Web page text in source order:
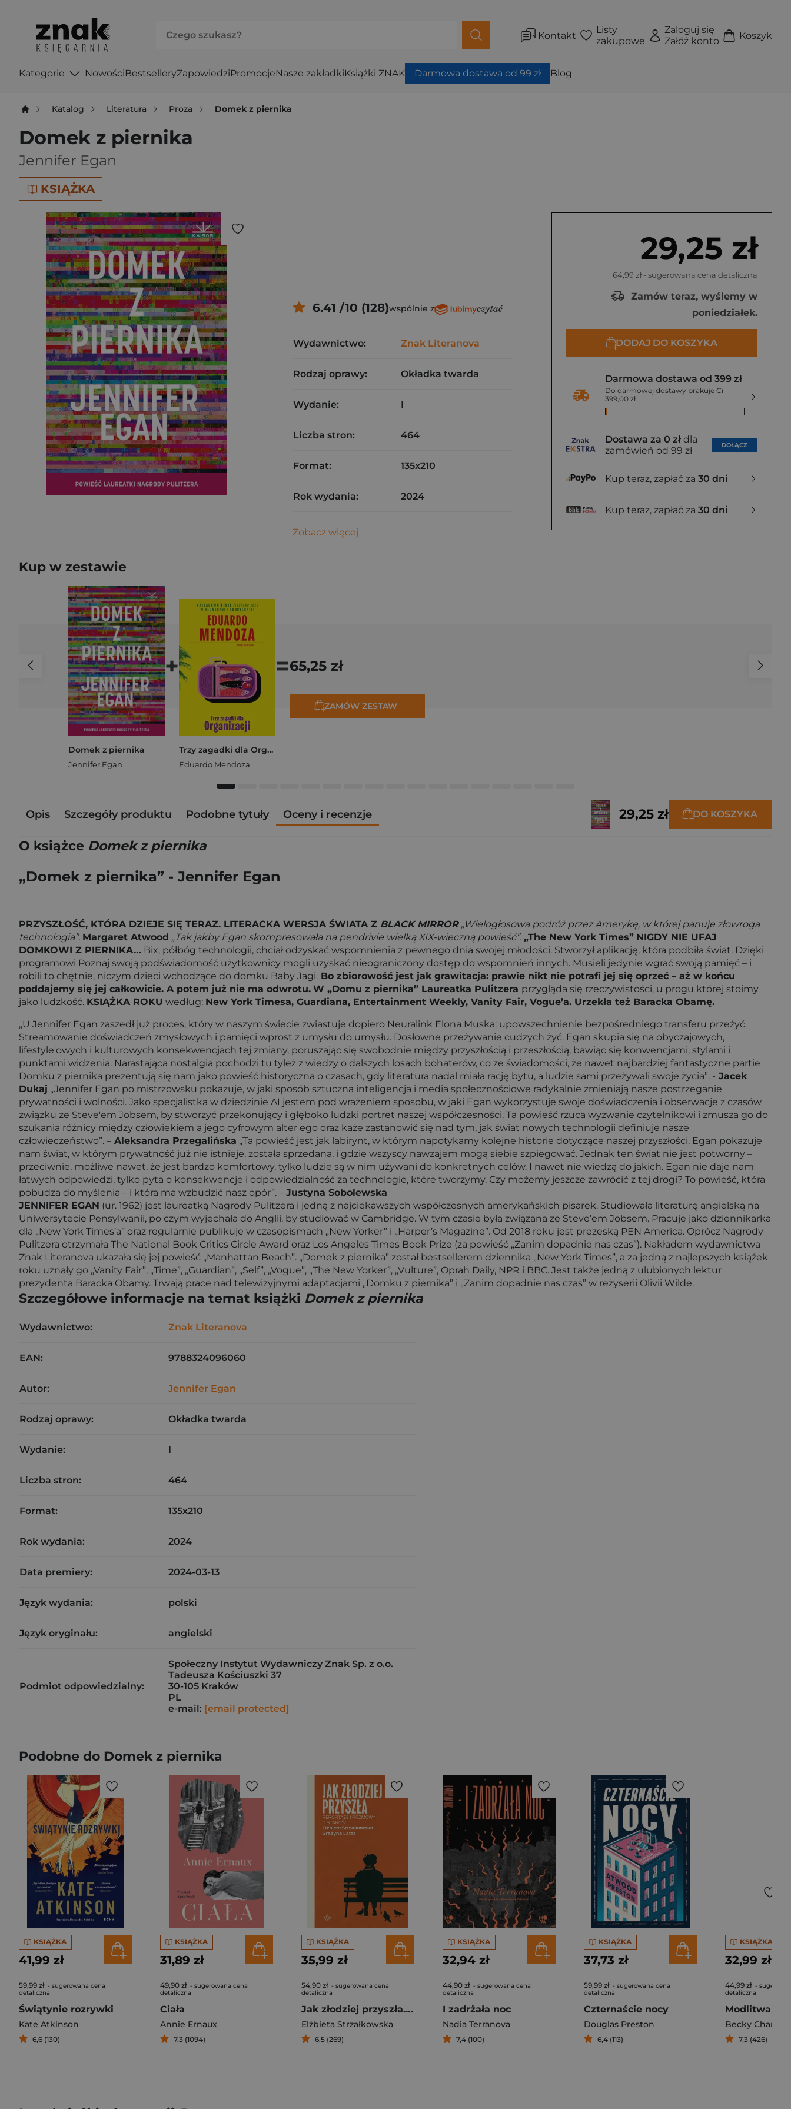
Kontakt
Listy
zakupowe
Zaloguj się
Załóż konto
Koszyk
Kategorie NowościBestselleryZapowiedziPromocjeNasze zakładkiKsiążki ZNAK Darmowa dostawa od 99 zł Blog
Katalog Literatura Proza Domek z piernika
Domek z piernika
Jennifer Egan
KSIĄŻKA
29,25 zł
64,99 zł - sugerowana cena detaliczna
Zamów teraz, wyślemy w
poniedziałek.
DODAJ DO KOSZYKA
Darmowa dostawa od 399 zł
Do darmowej dostawy brakuje Ci
399,00 zł
Dostawa za 0 zł dla
zamówień od 99 zł
DOŁĄCZ
Kup teraz, zapłać za 30 dni
Kup teraz, zapłać za 30 dni
6.41 /10 (128)wspólnie z
Wydawnictwo: Znak Literanova
Rodzaj oprawy: Okładka twarda
Wydanie: I
Liczba stron: 464
Format: 135x210
Rok wydania: 2024
Zobacz więcej
Kup w zestawie
Domek z piernika
Jennifer Egan
+
Trzy zagadki dla Organizacji
Eduardo Mendoza
=65,25 zł
ZAMÓW ZESTAW
Opis Szczegóły produktu Podobne tytuły Oceny i recenzje 29,25 zł DO KOSZYKA
O książce Domek z piernika
„Domek z piernika” - Jennifer Egan
PRZYSZŁOŚĆ, KTÓRA DZIEJE SIĘ TERAZ. LITERACKA WERSJA ŚWIATA Z BLACK MIRROR „Wielogłosowa podróż przez Amerykę, w której panuje złowroga
technologia”. Margaret Atwood „Tak jakby Egan skompresowała na pendrivie wielką XIX-wieczną powieść”. „The New York Times” NIGDY NIE UFAJ
DOMKOWI Z PIERNIKA… Bix, półbóg technologii, chciał odzyskać wspomnienia z pewnego dnia swojej młodości. Stworzył aplikację, która podbiła świat. Dzięki
programowi Poznaj swoją podświadomość użytkownicy mogli uzyskać nieograniczony dostęp do wspomnień innych. Musieli jedynie wgrać swoją pamięć – i
robili to chętnie, niczym dzieci wchodzące do domku Baby Jagi. Bo zbiorowość jest jak grawitacja: prawie nikt nie potrafi jej się oprzeć – aż w końcu
poddajemy się jej całkowicie. A potem już nie ma odwrotu. W „Domu z piernika” Laureatka Pulitzera przygląda się rzeczywistości, u progu której stoimy
jako ludzkość. KSIĄŻKA ROKU według: New York Timesa, Guardiana, Entertainment Weekly, Vanity Fair, Vogue’a. Urzekła też Baracka Obamę.
„U Jennifer Egan zaszedł już proces, który w naszym świecie zwiastuje dopiero Neuralink Elona Muska: upowszechnienie bezpośredniego transferu przeżyć.
Streamowanie doświadczeń zmysłowych i pamięci wprost z umysłu do umysłu. Dosłowne przeżywanie cudzych żyć. Egan skupia się na obyczajowych,
lifestyle'owych i kulturowych konsekwencjach tej zmiany, poruszając się swobodnie między przyszłością i przeszłością, bawiąc się konwencjami, stylami i
punktami widzenia. Narastająca nostalgia pochodzi tu tyleż z wiedzy o dalszych losach bohaterów, co ze świadomości, że nawet najbardziej fantastyczne partie
Domku z piernika prezentują się nam jako powieść historyczna o czasach, gdy literatura nadal miała rację bytu, a ludzie sami przeżywali swoje życia”. - Jacek
Dukaj „Jennifer Egan po mistrzowsku pokazuje, w jaki sposób sztuczna inteligencja i media społecznościowe radykalnie zmieniają nasze postrzeganie
prywatności i wolności. Jako specjalistka w dziedzinie AI jestem pod wrażeniem sposobu, w jaki Egan wykorzystuje swoje doświadczenia i obserwacje z czasów
związku ze Steve'em Jobsem, by stworzyć przekonujący i głęboko ludzki portret naszej współczesności. Ta powieść rzuca wyzwanie czytelnikowi i zmusza go do
szukania różnicy między człowiekiem a jego cyfrowym alter ego oraz każe zastanowić się nad tym, jak świat nowych technologii definiuje nasze
człowieczeństwo”. – Aleksandra Przegalińska „Ta powieść jest jak labirynt, w którym napotykamy kolejne historie dotyczące naszej przyszłości. Egan pokazuje
nam świat, w którym prywatność już nie istnieje, została sprzedana, i gdzie wszyscy nawzajem mogą siebie szpiegować. Jednak ten świat nie jest potworny –
przeciwnie, możliwe nawet, że jest bardzo komfortowy, tylko ludzie są w nim używani do konkretnych celów. I nawet nie wiedzą do jakich. Egan nie daje nam
łatwych odpowiedzi, tylko pyta o konsekwencje i odpowiedzialność za technologie, które tworzymy. Czy możemy jeszcze zawrócić z tej drogi? To powieść, która
pobudza do myślenia – i która ma wzbudzić nasz opór”. – Justyna Sobolewska
JENNIFER EGAN (ur. 1962) jest laureatką Nagrody Pulitzera i jedną z najciekawszych współczesnych amerykańskich pisarek. Studiowała literaturę angielską na
Uniwersytecie Pensylwanii, po czym wyjechała do Anglii, by studiować w Cambridge. W tym czasie była związana ze Steve’em Jobsem. Pracuje jako dziennikarka
dla „New York Times’a” oraz regularnie publikuje w czasopismach „New Yorker” i „Harper’s Magazine”. Od 2018 roku jest prezeską PEN America. Oprócz Nagrody
Pulitzera otrzymała The National Book Critics Circle Award oraz Los Angeles Times Book Prize (za powieść „Zanim dopadnie nas czas”). Nakładem wydawnictwa
Znak Literanova ukazała się jej powieść „Manhattan Beach”. „Domek z piernika” został bestsellerem dziennika „New York Times”, a za jedną z najlepszych książek
roku uznały go „Vanity Fair”, „Time”, „Guardian”, „Self”, „Vogue”, „The New Yorker”, „Vulture”, Oprah Daily, NPR i BBC. Jest także jedną z ulubionych lektur
prezydenta Baracka Obamy. Trwają prace nad telewizyjnymi adaptacjami „Domku z piernika” i „Zanim dopadnie nas czas” w reżyserii Olivii Wilde.
Szczegółowe informacje na temat książki Domek z piernika
Wydawnictwo: Znak Literanova
EAN: 9788324096060
Autor: Jennifer Egan
Rodzaj oprawy: Okładka twarda
Wydanie: I
Liczba stron: 464
Format: 135x210
Rok wydania: 2024
Data premiery: 2024-03-13
Język wydania: polski
Język oryginału: angielski
Podmiot odpowiedzialny:
Społeczny Instytut Wydawniczy Znak Sp. z o.o.
Tadeusza Kościuszki 37
30-105 Kraków
PL
e-mail: [email protected]
Podobne do Domek z piernika
KSIĄŻKA
41,99 zł
59,99 zł - sugerowana cena
detaliczna
Świątynie rozrywki
Kate Atkinson
6,6 (130)
KSIĄŻKA
31,89 zł
49,90 zł - sugerowana cena
detaliczna
Ciała
Annie Ernaux
7,3 (1094)
KSIĄŻKA
35,99 zł
54,90 zł - sugerowana cena
detaliczna
Jak złodziej przyszła. Reportaże i rozmowy o starości
Elżbieta Strzałkowska
6,5 (269)
KSIĄŻKA
32,94 zł
44,90 zł - sugerowana cena
detaliczna
I zadrżała noc
Nadia Terranova
7,4 (100)
KSIĄŻKA
37,73 zł
59,99 zł - sugerowana cena
detaliczna
Czternaście nocy
Douglas Preston
6,4 (113)
KSIĄŻKA
32,99 zł
44,99 zł -
detaliczna
Becky
7,3 (426)